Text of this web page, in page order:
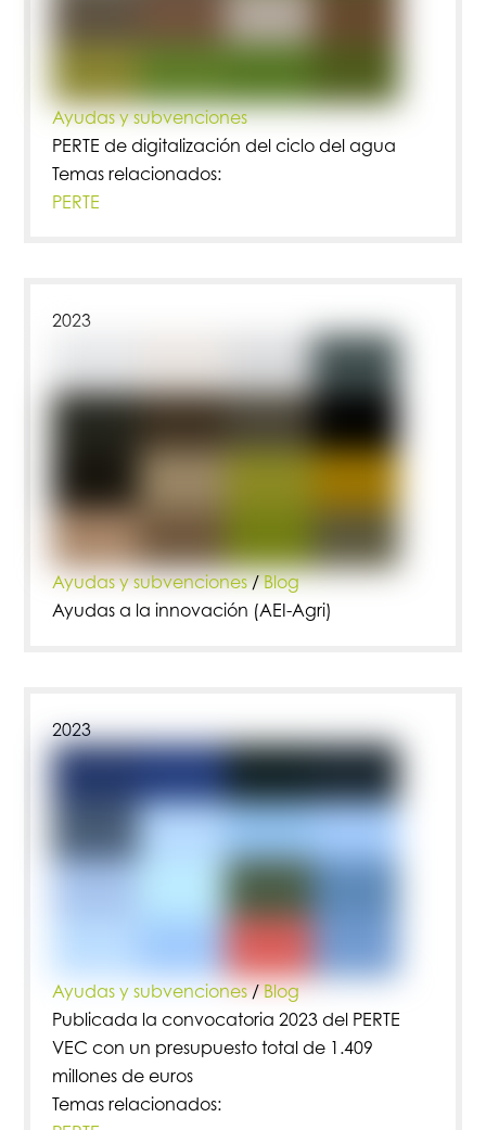
Ayudas y subvenciones
PERTE de digitalización del ciclo del agua
Temas relacionados:
PERTE
2023
Ayudas y subvenciones/Blog
Ayudas a la innovación (AEI-Agri)
2023
Ayudas y subvenciones/Blog
Publicada la convocatoria 2023 del PERTE
VEC con un presupuesto total de 1.409
millones de euros
Temas relacionados: